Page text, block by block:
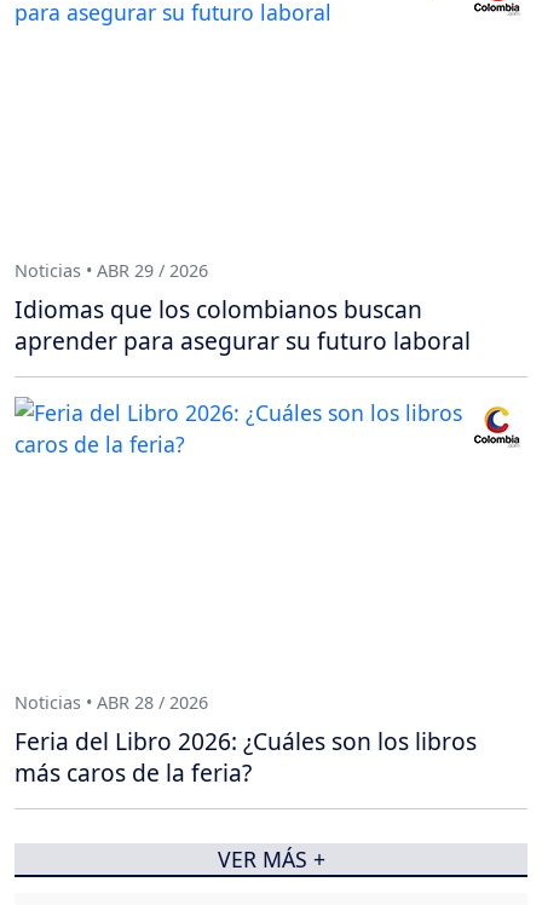
Noticias • ABR 29 / 2026
Idiomas que los colombianos buscan
aprender para asegurar su futuro laboral
Noticias • ABR 28 / 2026
Feria del Libro 2026: ¿Cuáles son los libros
más caros de la feria?
VER MÁS +